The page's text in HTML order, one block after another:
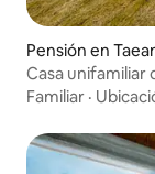
Pensión en
Casa unifamiliar
ático, casa J con
Familiar ·